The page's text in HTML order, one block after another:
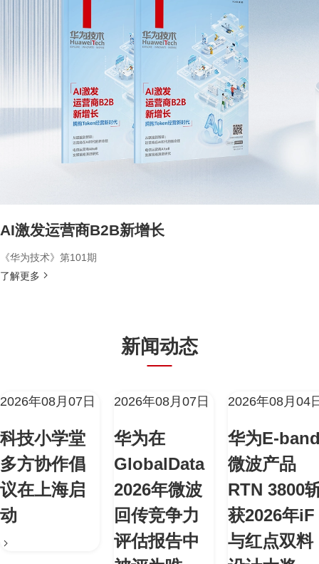
AI激发运营商B2B新增长
《华为技术》第101期
了解更多
新闻动态
2026年08月07日
科技小学堂
多方协作倡
议在上海启
动
2026年08月07日
华为在
GlobalData
2026年微波
回传竞争力
评估报告中
2026年08月04
华为E-
微波产品
RTN 3800
获2026年iF
与红点双料